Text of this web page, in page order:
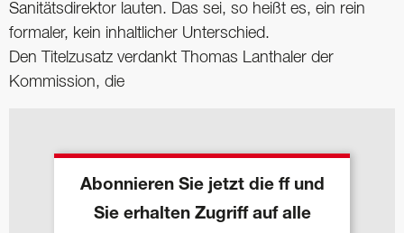
Sanitätsdirektor lauten. Das sei, so heißt es, ein rein
formaler, kein inhaltlicher Unterschied.
Den Titelzusatz verdankt Thomas Lanthaler der
Kommission, die
Abonnieren Sie jetzt die ff und
Sie erhalten Zugriff auf alle